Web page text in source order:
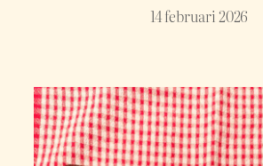
14 februari 2026